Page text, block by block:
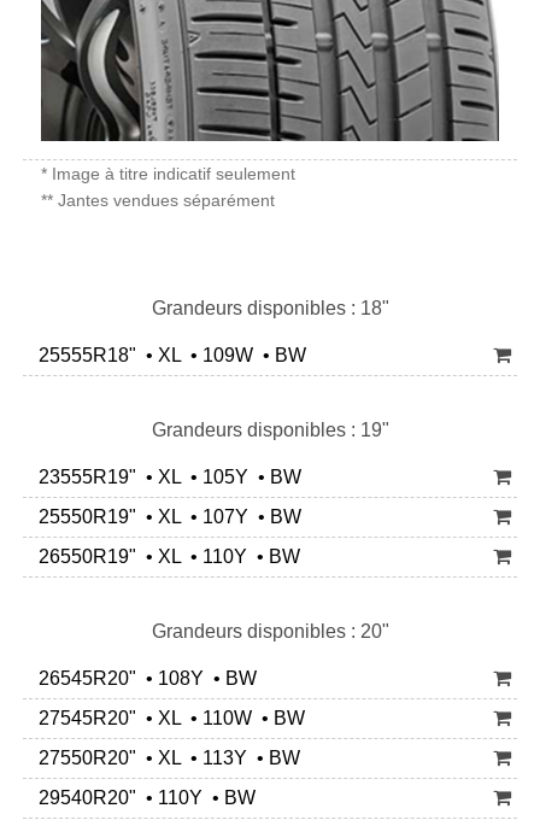
* Image à titre indicatif seulement
** Jantes vendues séparément
Grandeurs disponibles : 18"
25555R18" • XL • 109W • BW
Grandeurs disponibles : 19"
23555R19" • XL • 105Y • BW
25550R19" • XL • 107Y • BW
26550R19" • XL • 110Y • BW
Grandeurs disponibles : 20"
26545R20" • 108Y • BW
27545R20" • XL • 110W • BW
27550R20" • XL • 113Y • BW
29540R20" • 110Y • BW